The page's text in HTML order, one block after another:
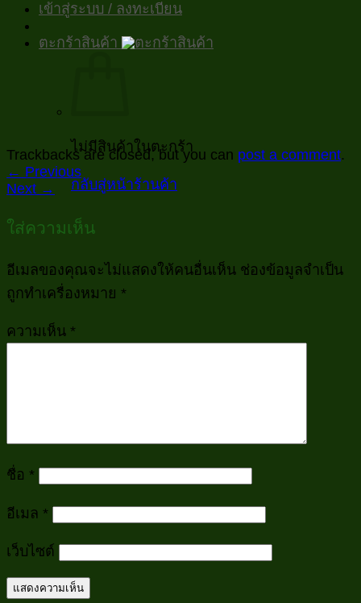
เข้าสู่ระบบ / ลงทะเบียน
ตะกร้าสินค้า
ไม่มีสินค้าในตะกร้า
กลับสู่หน้าร้านค้า
Trackbacks are closed, but you can post a comment.
← Previous
Next →
ใส่ความเห็น
อีเมลของคุณจะไม่แสดงให้คนอื่นเห็น ช่องข้อมูลจำเป็น
ถูกทำเครื่องหมาย *
ความเห็น *
ชื่อ *
อีเมล *
เว็บไซต์